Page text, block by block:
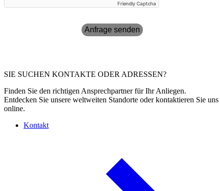
Friendly Captcha
Anfrage senden
SIE SUCHEN KONTAKTE ODER ADRESSEN?
Finden Sie den richtigen Ansprechpartner für Ihr Anliegen.
Entdecken Sie unsere weltweiten Standorte oder kontaktieren Sie uns
online.
Kontakt